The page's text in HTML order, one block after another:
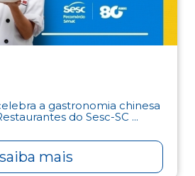
a gastronomia chinesa
do Sesc-SC ...
saiba mais